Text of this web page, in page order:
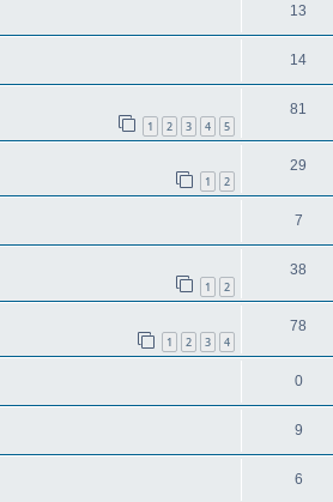
13
14
1 2 3 4 5
81
1 2
29
7
1 2
38
1 2 3 4
78
0
9
6